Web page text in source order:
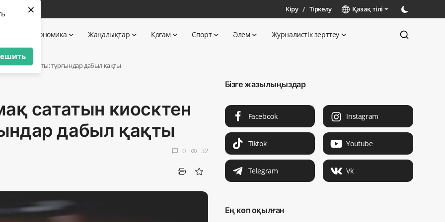
× Кіру / Тіркелу Қазақ тілі
Экономика Жаңалықтар Қоғам Спорт Әлем Журналистік зерттеу
тышқан шықты: тұрғындар дабыл қақты
сататын киосктен
дабыл қақты
chat_bubble 0 visibility 32
Бізге жазылыңыздар
Facebook Instagram
Tiktok Youtube
Telegram Vk
Ең көп оқылған